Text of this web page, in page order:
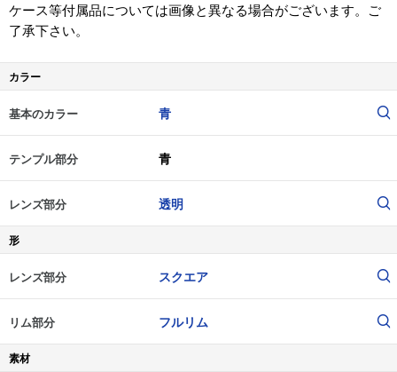
ケース等付属品については画像と異なる場合がございます。ご
了承下さい。
カラー
基本のカラー 青
テンプル部分 青
レンズ部分 透明
形
レンズ部分 スクエア
リム部分 フルリム
素材